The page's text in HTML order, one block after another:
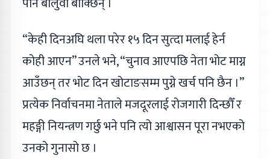
“केही दिनअघि थला परेर १५ दिन सुत्दा मलाई हेर्न
कोही आएन” उनले भने, “चुनाव आएपछि नेता भोट माग्न
आउँछन् तर भोट दिन खोटाङसम्म पुग्ने खर्च पनि छैन ।”
प्रत्येक निर्वाचनमा नेताले मजदूरलाई रोजगारी दिन्छौँ र
महङ्गी नियन्त्रण गर्छु भने पनि त्यो आश्वासन पूरा नभएको
उनको गुनासो छ ।